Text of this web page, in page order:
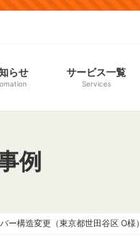
らせ サービス一覧
Services
例
ー構造変更（東京都世田谷区 O様）